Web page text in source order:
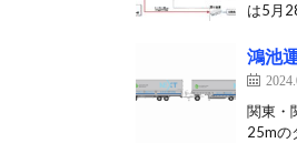
は5月
鴻池
関東・
25mの